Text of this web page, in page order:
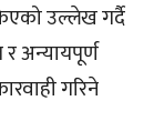
उल्लेख गर्दै
अन्यायपूर्ण
गरिने